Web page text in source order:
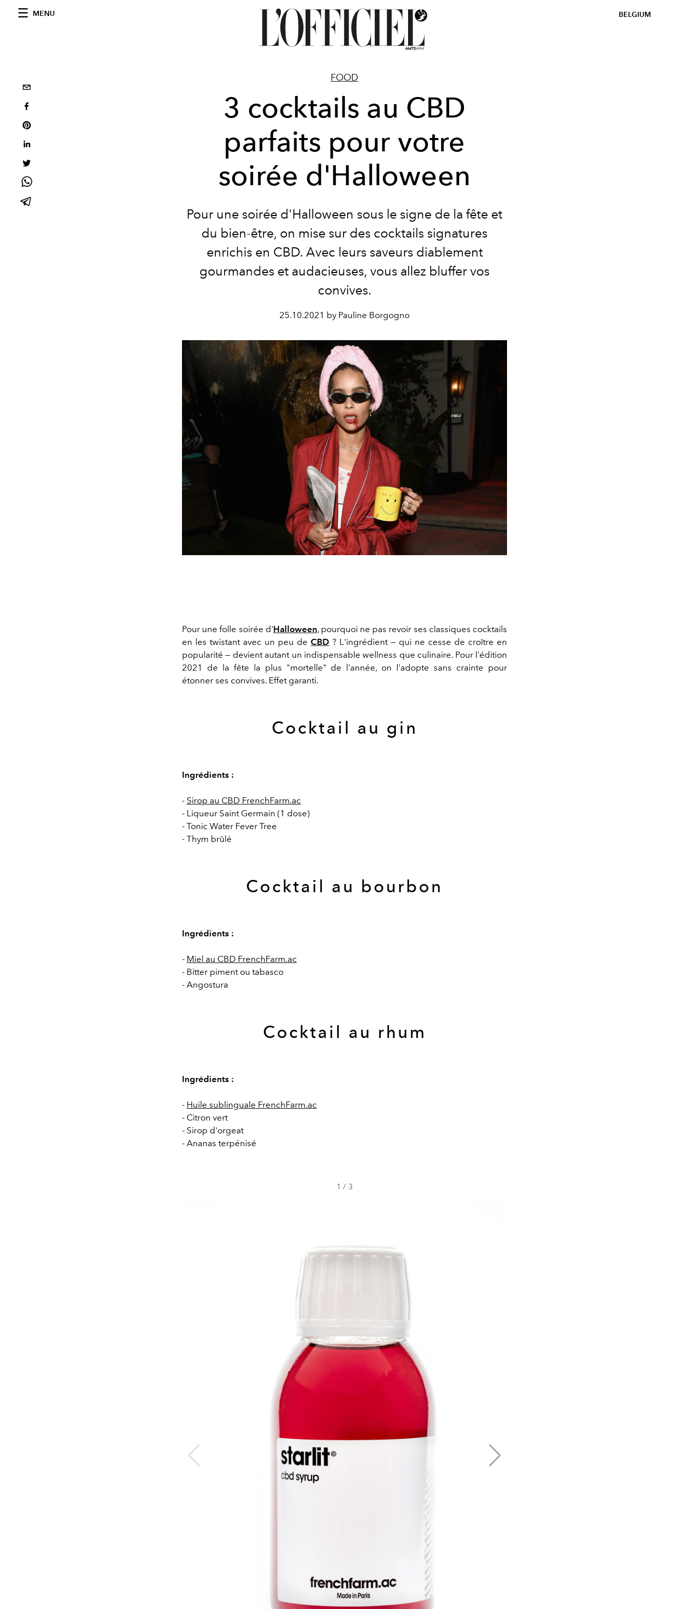
MENU BELGIUM
FOOD
3 cocktails au CBD
parfaits pour votre
soirée d'Halloween
Pour une soirée d'Halloween sous le signe de la fête et
du bien-être, on mise sur des cocktails signatures
enrichis en CBD. Avec leurs saveurs diablement
gourmandes et audacieuses, vous allez bluffer vos
convives.
25.10.2021 by Pauline Borgogno
Pour une folle soirée d'Halloween, pourquoi ne pas revoir ses classiques cocktails
en les twistant avec un peu de CBD ? L'ingrédient — qui ne cesse de croître en
popularité — devient autant un indispensable wellness que culinaire. Pour l'édition
2021 de la fête la plus "mortelle" de l'année, on l'adopte sans crainte pour
étonner ses convives. Effet garanti.
Cocktail au gin
Ingrédients :
- Sirop au CBD FrenchFarm.ac
- Liqueur Saint Germain (1 dose)
- Tonic Water Fever Tree
- Thym brûlé
Cocktail au bourbon
Ingrédients :
- Miel au CBD FrenchFarm.ac
- Bitter piment ou tabasco
- Angostura
Cocktail au rhum
Ingrédients :
- Huile sublinguale FrenchFarm.ac
- Citron vert
- Sirop d'orgeat
- Ananas terpénisé
1 / 3